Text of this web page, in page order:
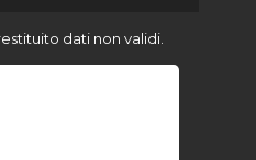
dati non validi.